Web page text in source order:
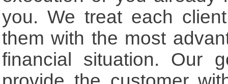
you. We treat each
them with the most
financial situation. Our